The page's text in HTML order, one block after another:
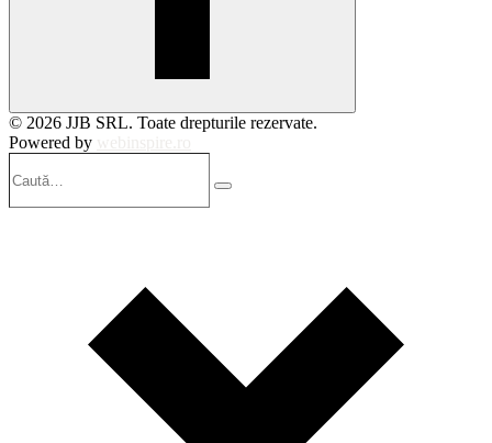
© 2026 JJB SRL. Toate drepturile rezervate.
Powered by
Search